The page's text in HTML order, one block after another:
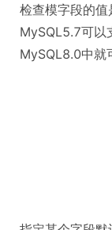
检查模字段的
MySQL5.7可以
MySQL8.0中就